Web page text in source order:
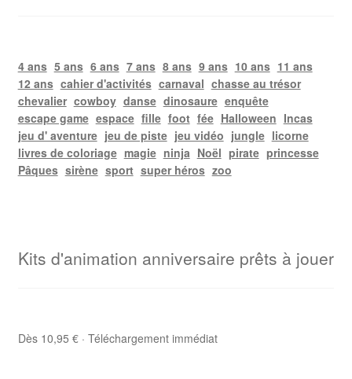
4 ans 5 ans 6 ans 7 ans 8 ans 9 ans 10 ans 11 ans
12 ans cahier d'activités carnaval chasse au trésor
chevalier cowboy danse dinosaure enquête
escape game espace fille foot fée Halloween Incas
jeu d' aventure jeu de piste jeu vidéo jungle licorne
livres de coloriage magie ninja Noël pirate princesse
Pâques sirène sport super héros zoo
Kits d'animation anniversaire prêts à jouer
Dès 10,95 € · Téléchargement immédiat